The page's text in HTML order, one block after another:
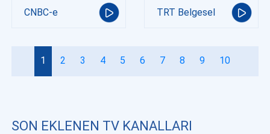
CNBC-e TRT Belgesel
1 2 3 4 5 6 7 8 9 10
SON EKLENEN TV KANALLARI